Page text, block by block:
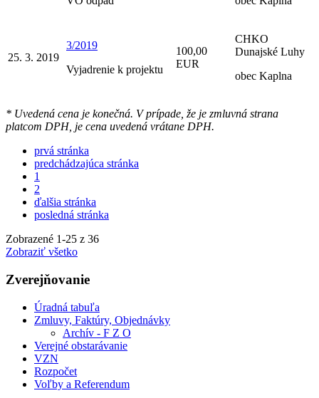
25. 3. 2019
3/2019
Vyjadrenie k projektu
100,00
EUR
CHKO
Dunajské Luhy
obec Kaplna
* Uvedená cena je konečná. V prípade, že je zmluvná strana
platcom DPH, je cena uvedená vrátane DPH.
prvá stránka
predchádzajúca stránka
1
2
ďalšia stránka
posledná stránka
Zobrazené 1-25 z 36
Zobraziť všetko
Zverejňovanie
Úradná tabuľa
Zmluvy, Faktúry, Objednávky
Archív - F Z O
Verejné obstarávanie
VZN
Rozpočet
Voľby a Referendum